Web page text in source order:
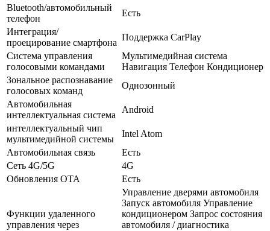
Bluetooth/автомобильный
телефон
Есть
Интеграция/
проецирование смартфона
Поддержка CarPlay
Система управления
голосовыми командами
Мультимедийная система
Навигация Телефон Кондиционер
Зональное распознавание
голосовых команд
Однозонный
Автомобильная
интеллектуальная система
Android
интеллектуальный чип
мультимедийной системы
Intel Atom
Автомобильная связь
Есть
Сеть 4G/5G
4G
Обновления OTA
Есть
Функции удаленного
управления через
Управление дверями автомобиля
Запуск автомобиля Управление
кондиционером Запрос состояния
автомобиля / диагностика